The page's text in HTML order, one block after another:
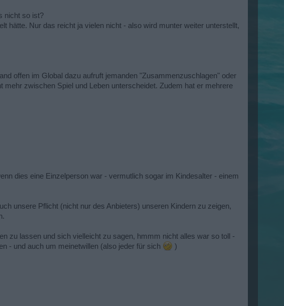
nicht so ist?
hätte. Nur das reicht ja vielen nicht - also wird munter weiter unterstellt,
offen im Global dazu aufruft jemanden "Zusammenzuschlagen" oder
zwischen Spiel und Leben unterscheidet. Zudem hat er mehrere
dies eine Einzelperson war - vermutlich sogar im Kindesalter - einem
unsere Pflicht (nicht nur des Anbieters) unseren Kindern zu zeigen,
zu lassen und sich vielleicht zu sagen, hmmm nicht alles war so toll -
- und auch um meinetwillen (also jeder für sich
)